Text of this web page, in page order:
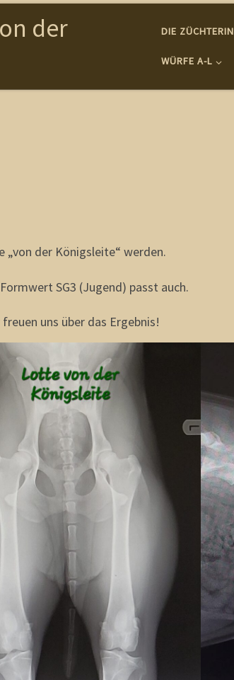
der
DIE ZÜCHTERIN
WÜRFE A-L
„von der Königsleite“ werden.
SG3 (Jugend) passt auch.
uns über das Ergebnis!